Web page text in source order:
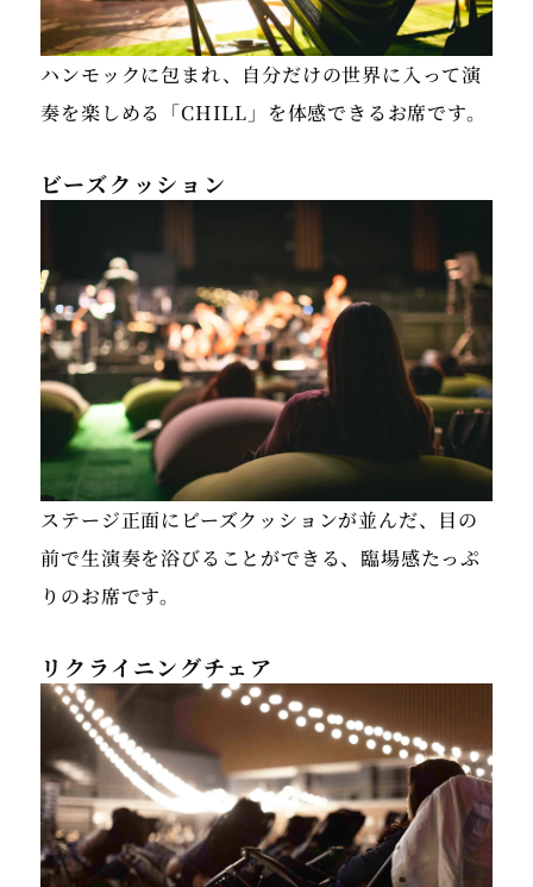
ハンモックに包まれ、自分だけの世界に入って演
奏を楽しめる「CHILL」を体感できるお席です。
ビーズクッション
ステージ正面にビーズクッションが並んだ、目の
前で生演奏を浴びることができる、臨場感たっぷ
りのお席です。
リクライニングチェア